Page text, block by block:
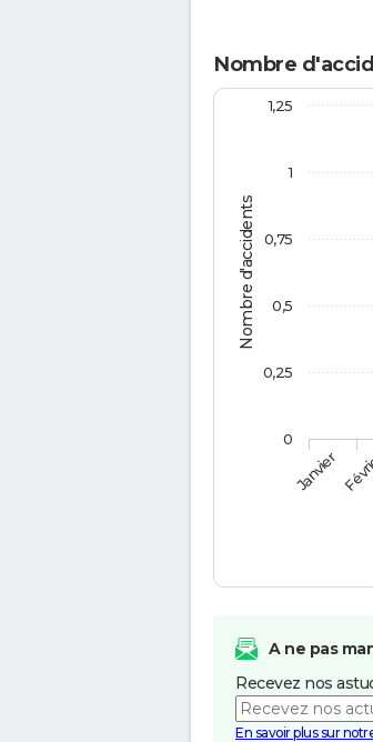
Nombre
Nombre d'accidents
Janvier
0
1
0,25
0,5
0,75
1,25
A ne pas
Recevez nos
En savoir plus sur